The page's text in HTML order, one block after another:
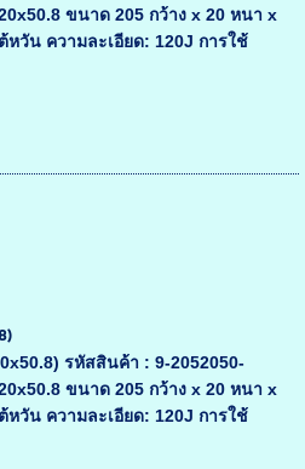
ขนาด 205 กว้าง x 20 หนา x
วัน ความละเอียด: 120J การใช้
รหัสสินค้า : 9-2052050-
ขนาด 205 กว้าง x 20 หนา x
วัน ความละเอียด: 120J การใช้